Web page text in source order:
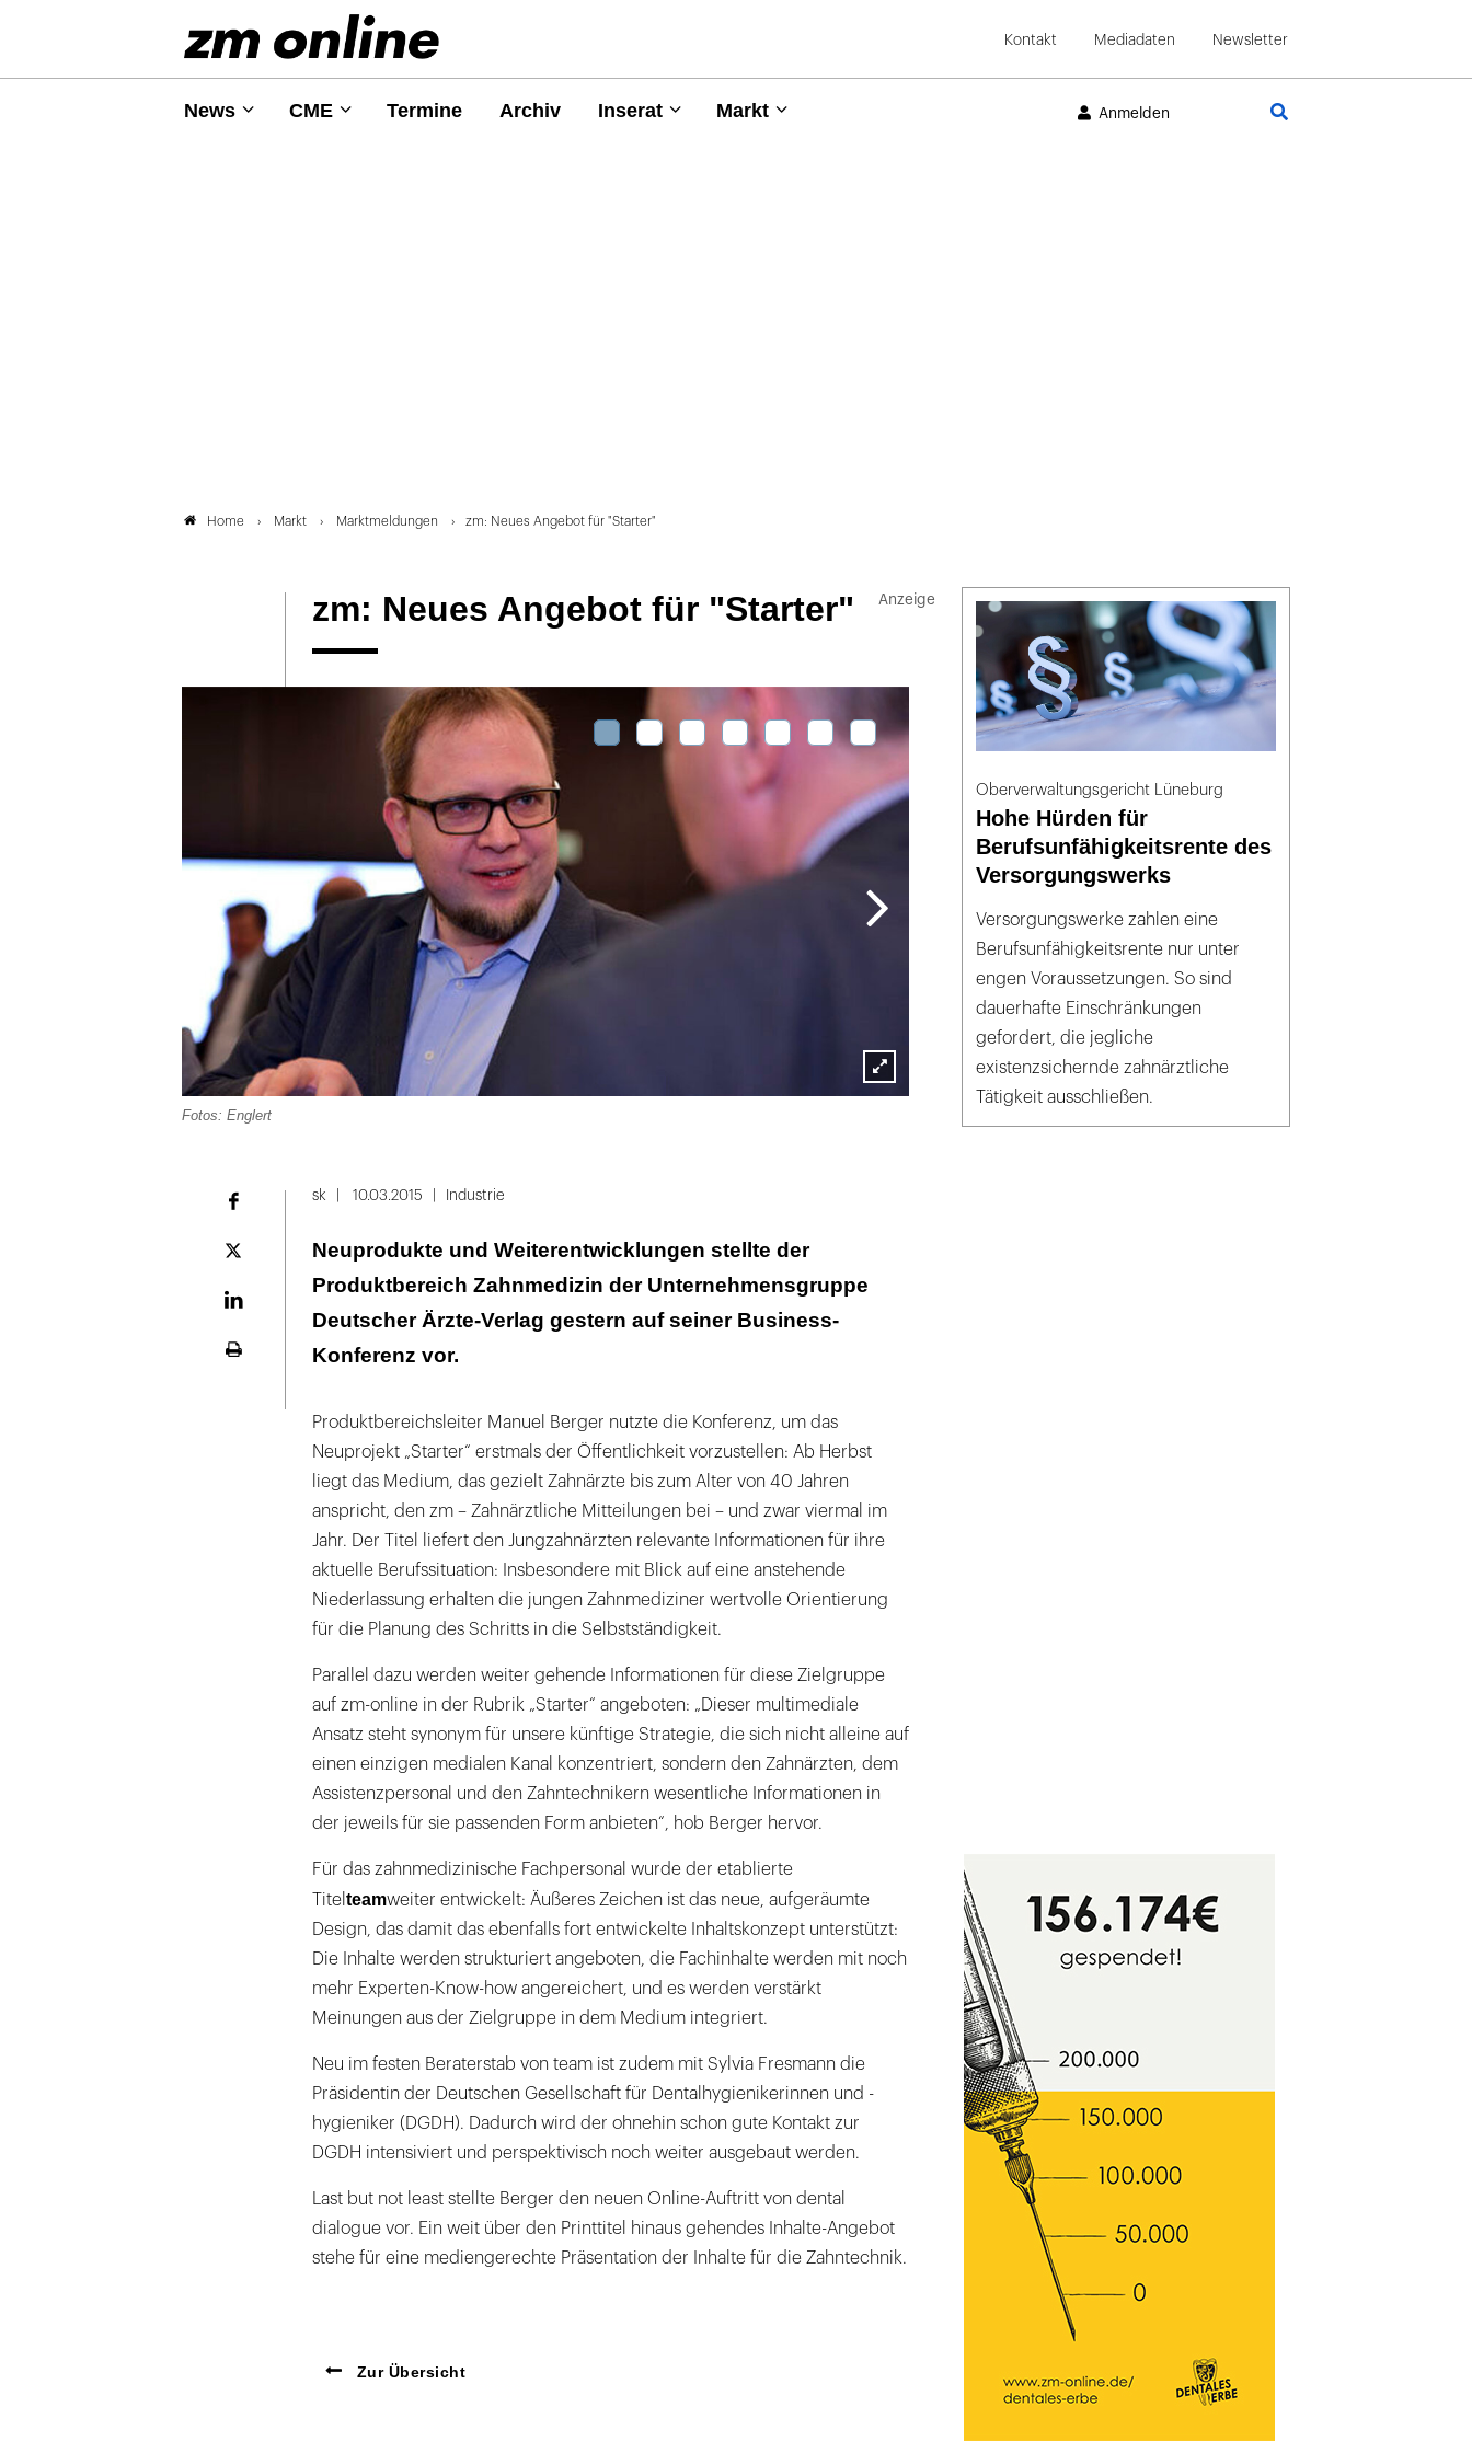
Kontakt Mediadaten Newsletter
News CME Termine Archiv Inserat Markt Anmelden
Home Markt Marktmeldungen zm: Neues Angebot für "Starter"
zm: Neues Angebot für "Starter"
Lightbox
Fotos: Englert
Plattform
sk 10.03.2015 Industrie
Neuprodukte und Weiterentwicklungen stellte der
Produktbereich Zahnmedizin der Unternehmensgruppe
Deutscher Ärzte-Verlag gestern auf seiner Business-
Konferenz vor.
Produktbereichsleiter Manuel Berger nutzte die Konferenz, um das
Neuprojekt „Starter“ erstmals der Öffentlichkeit vorzustellen: Ab Herbst
liegt das Medium, das gezielt Zahnärzte bis zum Alter von 40 Jahren
anspricht, den zm – Zahnärztliche Mitteilungen bei – und zwar viermal im
Jahr. Der Titel liefert den Jungzahnärzten relevante Informationen für ihre
aktuelle Berufssituation: Insbesondere mit Blick auf eine anstehende
Niederlassung erhalten die jungen Zahnmediziner wertvolle Orientierung
für die Planung des Schritts in die Selbstständigkeit.
Parallel dazu werden weiter gehende Informationen für diese Zielgruppe
auf zm-online in der Rubrik „Starter“ angeboten: „Dieser multimediale
Ansatz steht synonym für unsere künftige Strategie, die sich nicht alleine auf
einen einzigen medialen Kanal konzentriert, sondern den Zahnärzten, dem
Assistenzpersonal und den Zahntechnikern wesentliche Informationen in
der jeweils für sie passenden Form anbieten“, hob Berger hervor.
Für das zahnmedizinische Fachpersonal wurde der etablierte
Titel teamweiter entwickelt: Äußeres Zeichen ist das neue, aufgeräumte
Design, das damit das ebenfalls fort entwickelte Inhaltskonzept unterstützt:
Die Inhalte werden strukturiert angeboten, die Fachinhalte werden mit noch
mehr Experten-Know-how angereichert, und es werden verstärkt
Meinungen aus der Zielgruppe in dem Medium integriert.
Neu im festen Beraterstab von team ist zudem mit Sylvia Fresmann die
Präsidentin der Deutschen Gesellschaft für Dentalhygienikerinnen und -
hygieniker (DGDH). Dadurch wird der ohnehin schon gute Kontakt zur
DGDH intensiviert und perspektivisch noch weiter ausgebaut werden.
Last but not least stellte Berger den neuen Online-Auftritt von dental
dialogue vor. Ein weit über den Printtitel hinaus gehendes Inhalte-Angebot
stehe für eine mediengerechte Präsentation der Inhalte für die Zahntechnik.
Zur Übersicht
Oberverwaltungsgericht Lüneburg
Hohe Hürden für
Berufsunfähigkeitsrente des
Versorgungswerks
Versorgungswerke zahlen eine
Berufsunfähigkeitsrente nur unter
engen Voraussetzungen. So sind
dauerhafte Einschränkungen
gefordert, die jegliche
existenzsichernde zahnärztliche
Tätigkeit ausschließen.